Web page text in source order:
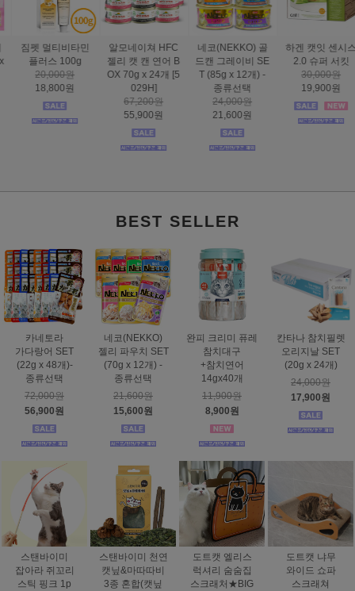
하겐 캣잇 센시스
2.0 슈퍼 서킷
30,000원
19,900원
도트캣 인피니티
스크래처 83cm 초
대형
32,000원
25,900원
스마트하트 골드
나인케어 캣 피부&
피모 6kg
60,000원
49,000원
도트캣 스크래처
집콕 TV
16,000원
12,900원
BEST SELLER
카네토라
가다랑어 SET
(22g x 48개)-
종류선택
72,000원
56,900원
네코(NEKKO)
젤리 파우치 SET
(70g x 12개) -
종류선택
21,600원
15,600원
완피 크리미 퓨레
참치대구
+참치연어
14gx40개
11,900원
8,900원
칸타나 참치필렛
오리지날 SET
(20g x 24개)
24,000원
17,900원
스탠바이미
잡아라 쥐꼬리
스틱 핑크 1p
스탠바이미 천연
캣닢&마따따비
3종 혼합(캣닢
도트캣 엘리스
럭셔리 숨숨집
스크래처★BIG
도트캣 냐무
와이드 쇼파
스크래쳐